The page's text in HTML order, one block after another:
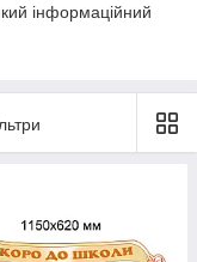
інформаційний